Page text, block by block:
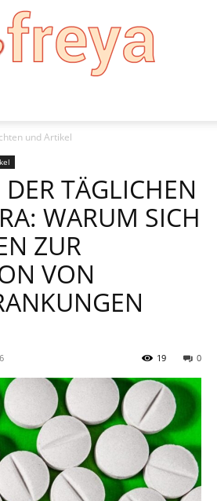
und Artikel
TÄGLICHEN
WARUM SICH
ZUR
VON
0
19